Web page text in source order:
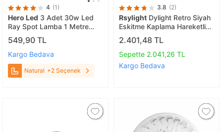
4 (1)
Hero Led 3 Adet 30w Led
Ray Spot Lamba 1 Metre
Raylı Mağaza Ve Vitrin
Armatürü Siyah Kasa Natural
549,90 TL
Kargo Bedava
Natural +2 Seçenek
3.8 (2)
Rsylight Dylight Retro Siyah
Eskitme Kaplama Hareketli
Modern Spor 3 Lü Led Spot
Avize Günışığı Ampullü
2.401,48 TL
Sepette 2.041,26 TL
Kargo Bedava